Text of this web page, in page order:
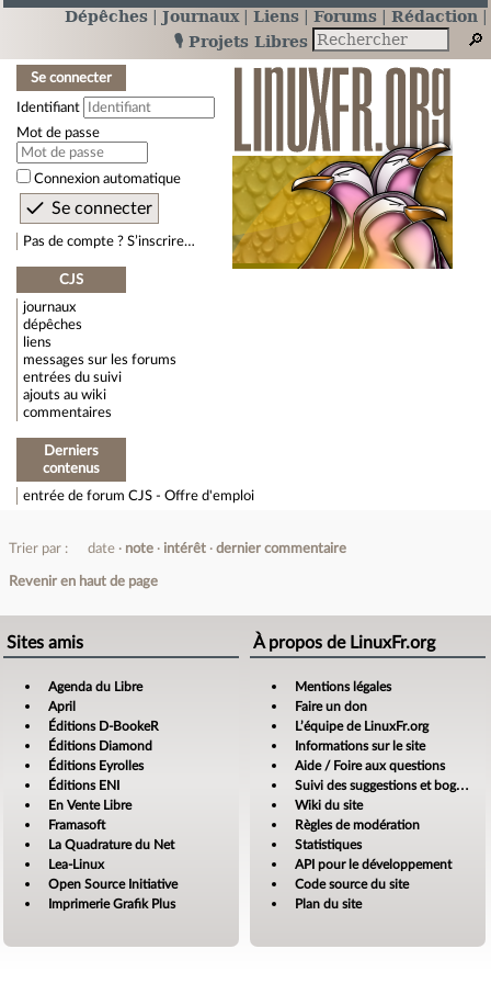
Dépêches Journaux Liens Forums
Rédaction
🎙️ Projets Libres
Se connecter
Identifiant
Mot de passe
Connexion automatique
Pas de compte ? S’inscrire…
CJS
journaux
dépêches
liens
messages sur les forums
entrées du suivi
ajouts au wiki
commentaires
Derniers
contenus
entrée de forum CJS - Offre d'emploi
Trier par : date note intérêt dernier commentaire
Revenir en haut de page
Sites amis
Agenda du Libre
April
Éditions D-BookeR
Éditions Diamond
Éditions Eyrolles
Éditions ENI
En Vente Libre
Framasoft
La Quadrature du Net
Lea-Linux
Open Source Initiative
Imprimerie Grafik Plus
À propos de LinuxFr.org
Mentions légales
Faire un don
L’équipe de LinuxFr.org
Informations sur le site
Aide / Foire aux questions
Suivi des suggestions et bogues
Wiki du site
Règles de modération
Statistiques
API pour le développement
Code source du site
Plan du site